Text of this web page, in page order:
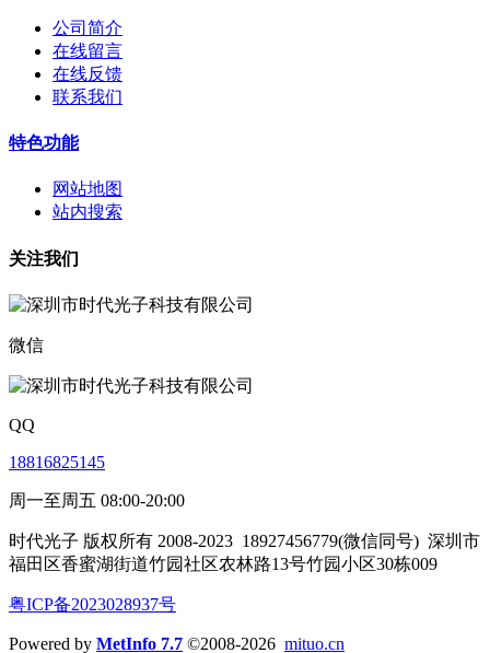
公司简介
在线留言
在线反馈
联系我们
特色功能
网站地图
站内搜索
关注我们
微信
QQ
18816825145
周一至周五 08:00-20:00
时代光子 版权所有 2008-2023 18927456779(微信同号) 深圳市
福田区香蜜湖街道竹园社区农林路13号竹园小区30栋009
粤ICP备2023028937号
Powered by MetInfo 7.7 ©2008-2026 mituo.cn